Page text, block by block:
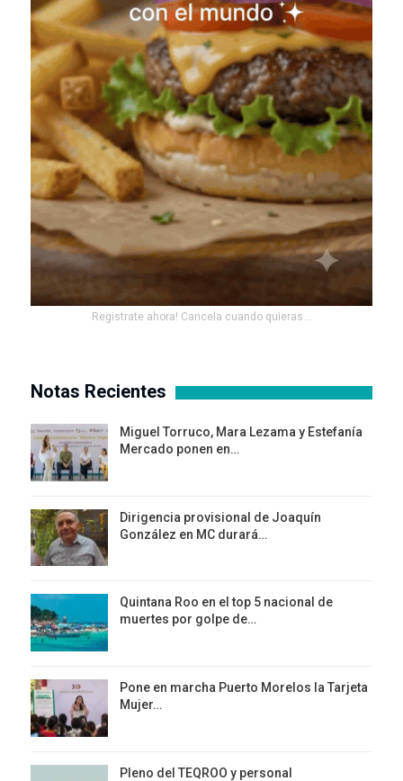
Registrate ahora! Cancela cuando quieras...
Notas Recientes
Miguel Torruco, Mara Lezama y Estefanía
Mercado ponen en…
Dirigencia provisional de Joaquín
González en MC durará…
Quintana Roo en el top 5 nacional de
muertes por golpe de…
Pone en marcha Puerto Morelos la Tarjeta
Mujer…
Pleno del TEQROO y personal